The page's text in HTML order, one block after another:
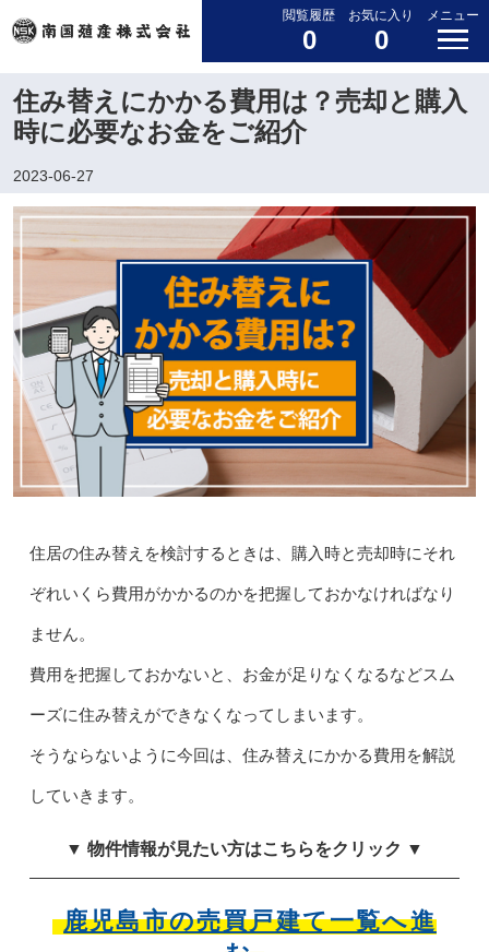
閲覧履歴
0
お気に入り
0
メニュー
住み替えにかかる費用は？売却と購入
時に必要なお金をご紹介
2023-06-27
住居の住み替えを検討するときは、購入時と売却時にそれ
ぞれいくら費用がかかるのかを把握しておかなければなり
ません。
費用を把握しておかないと、お金が足りなくなるなどスム
ーズに住み替えができなくなってしまいます。
そうならないように今回は、住み替えにかかる費用を解説
していきます。
▼ 物件情報が見たい方はこちらをクリック ▼
鹿児島市の売買戸建て一覧へ進